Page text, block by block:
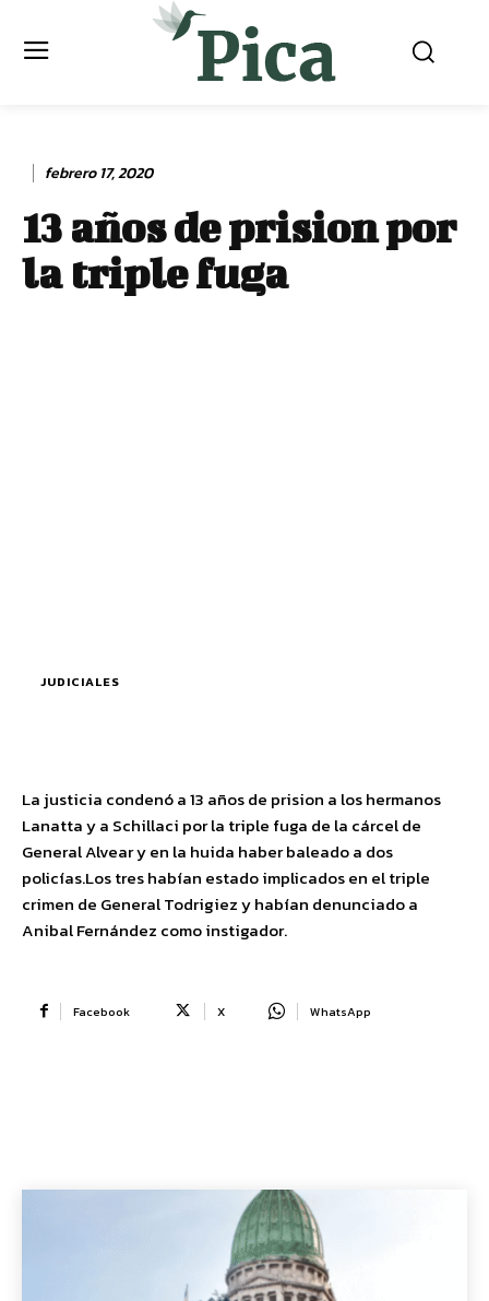
febrero 17, 2020
13 años de prision por
la triple fuga
JUDICIALES
La justicia condenó a 13 años de prision a los hermanos
Lanatta y a Schillaci por la triple fuga de la cárcel de
General Alvear y en la huida haber baleado a dos
policías.Los tres habían estado implicados en el triple
crimen de General Todrigiez y habían denunciado a
Anibal Fernández como instigador.
Facebook X WhatsApp